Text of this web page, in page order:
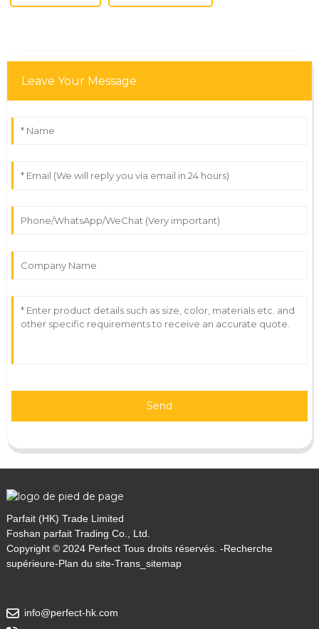
Leave Your Message
Send
Parfait (HK) Trade Limited
Foshan parfait Trading Co., Ltd.
Copyright © 2024 Perfect Tous droits réservés. -Recherche
supérieure-Plan du site-Trans_sitemap
info@perfect-hk.com